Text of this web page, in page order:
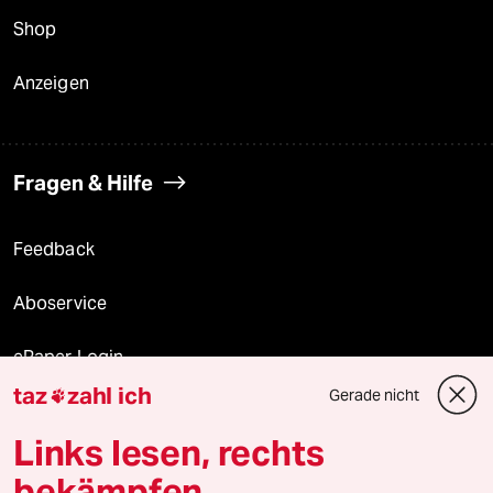
Shop
Anzeigen
Fragen & Hilfe
Feedback
Aboservice
ePaper Login
Downloads für Abonnierende
taz zahl ich Gerade nicht
Links lesen, rechts